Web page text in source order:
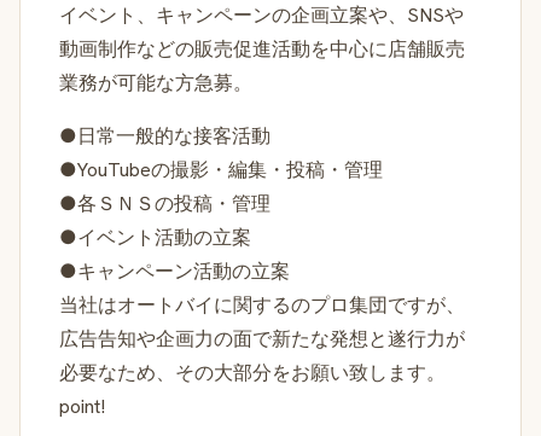
イベント、キャンペーンの企画立案や、SNSや
動画制作などの販売促進活動を中心に店舗販売
業務が可能な方急募。
●日常一般的な接客活動
●YouTubeの撮影・編集・投稿・管理
●各ＳＮＳの投稿・管理
●イベント活動の立案
●キャンペーン活動の立案
当社はオートバイに関するのプロ集団ですが、
広告告知や企画力の面で新たな発想と遂行力が
必要なため、その大部分をお願い致します。
point!